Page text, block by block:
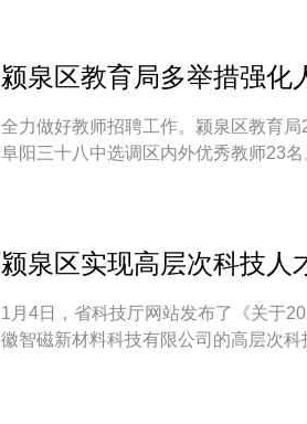
颍泉区教育局多举措强化
全力做好教师招聘工作。颍泉区教育
阜阳三十八中选调区内外优秀教师23名
颍泉区实现高层次科技人
1月4日，省科技厅网站发布了《关于
徽智磁新材料科技有限公司的高层次科